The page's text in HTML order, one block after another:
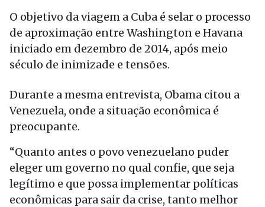
O objetivo da viagem a Cuba é selar o processo
de aproximação entre Washington e Havana
iniciado em dezembro de 2014, após meio
século de inimizade e tensões.
Durante a mesma entrevista, Obama citou a
Venezuela, onde a situação econômica é
preocupante.
“Quanto antes o povo venezuelano puder
eleger um governo no qual confie, que seja
legítimo e que possa implementar políticas
econômicas para sair da crise, tanto melhor